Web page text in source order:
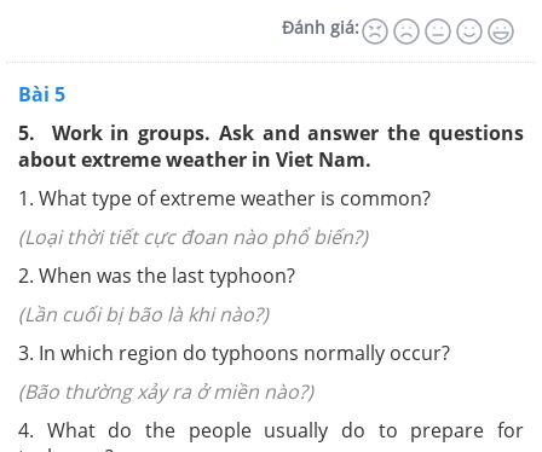
Đánh giá:
Bài 5
5. Work in groups. Ask and answer the questions
about extreme weather in Viet Nam.
1. What type of extreme weather is common?
(Loại thời tiết cực đoan nào phổ biến?)
2. When was the last typhoon?
(Lần cuối bị bão là khi nào?)
3. In which region do typhoons normally occur?
(Bão thường xảy ra ở miền nào?)
4. What do the people usually do to prepare for